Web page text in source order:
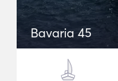
Bavaria 45